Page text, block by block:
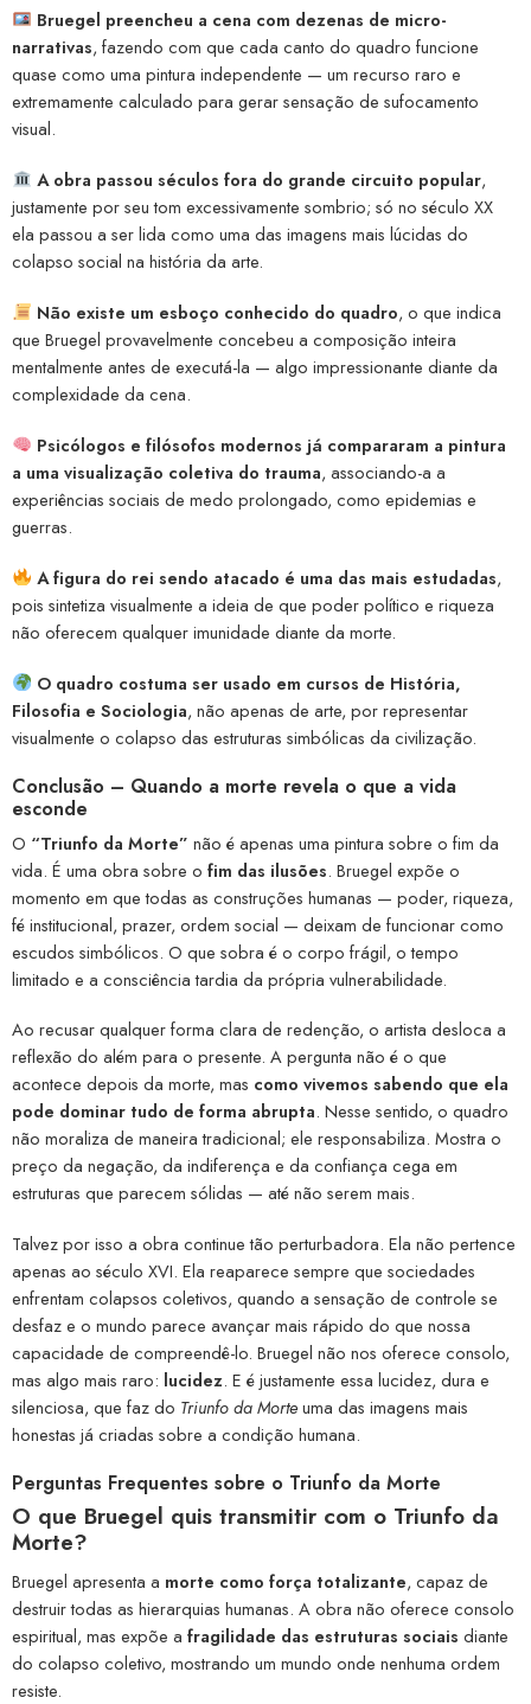
Bruegel preencheu a cena com dezenas de micro-
narrativas, fazendo com que cada canto do quadro funcione
quase como uma pintura independente — um recurso raro e
extremamente calculado para gerar sensação de sufocamento
visual.
A obra passou séculos fora do grande circuito popular,
justamente por seu tom excessivamente sombrio; só no século XX
ela passou a ser lida como uma das imagens mais lúcidas do
colapso social na história da arte.
Não existe um esboço conhecido do quadro, o que indica
que Bruegel provavelmente concebeu a composição inteira
mentalmente antes de executá-la — algo impressionante diante da
complexidade da cena.
Psicólogos e filósofos modernos já compararam a pintura
a uma visualização coletiva do trauma, associando-a a
experiências sociais de medo prolongado, como epidemias e
guerras.
A figura do rei sendo atacado é uma das mais estudadas,
pois sintetiza visualmente a ideia de que poder político e riqueza
não oferecem qualquer imunidade diante da morte.
O quadro costuma ser usado em cursos de História,
Filosofia e Sociologia, não apenas de arte, por representar
visualmente o colapso das estruturas simbólicas da civilização.
Conclusão – Quando a morte revela o que a vida
esconde
O “Triunfo da Morte” não é apenas uma pintura sobre o fim da
vida. É uma obra sobre o fim das ilusões. Bruegel expõe o
momento em que todas as construções humanas — poder, riqueza,
fé institucional, prazer, ordem social — deixam de funcionar como
escudos simbólicos. O que sobra é o corpo frágil, o tempo
limitado e a consciência tardia da própria vulnerabilidade.
Ao recusar qualquer forma clara de redenção, o artista desloca a
reflexão do além para o presente. A pergunta não é o que
acontece depois da morte, mas como vivemos sabendo que ela
pode dominar tudo de forma abrupta. Nesse sentido, o quadro
não moraliza de maneira tradicional; ele responsabiliza. Mostra o
preço da negação, da indiferença e da confiança cega em
estruturas que parecem sólidas — até não serem mais.
Talvez por isso a obra continue tão perturbadora. Ela não pertence
apenas ao século XVI. Ela reaparece sempre que sociedades
enfrentam colapsos coletivos, quando a sensação de controle se
desfaz e o mundo parece avançar mais rápido do que nossa
capacidade de compreendê-lo. Bruegel não nos oferece consolo,
mas algo mais raro: lucidez. E é justamente essa lucidez, dura e
silenciosa, que faz do Triunfo da Morteuma das imagens mais
honestas já criadas sobre a condição humana.
Perguntas Frequentes sobre o Triunfo da Morte
O que Bruegel quis transmitir com o Triunfo da
Morte?
Bruegel apresenta a morte como força totalizante, capaz de
destruir todas as hierarquias humanas. A obra não oferece consolo
espiritual, mas expõe a fragilidade das estruturas sociais diante
do colapso coletivo, mostrando um mundo onde nenhuma ordem
resiste.